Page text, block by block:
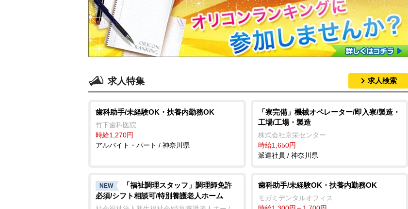
求人特集 求人検索
歯科助手/未経験OK・扶養内勤務OK
竹下歯科医院
時給1,270円
アルバイト・パート / 神奈川県
「寮完備」機械オペレーター/即入寮/製造・
工場/工場・製造
株式会社京栄センター
時給1,650円
派遣社員 / 神奈川県
NEW
「福祉調理スタッフ」調理師免許
必須/シフト相談可/特別養護老人ホーム
歯科助手/未経験OK・扶養内勤務OK
モガミデンタルオフィス